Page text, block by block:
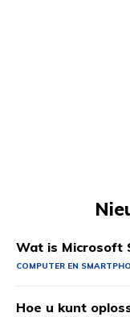
Wat is Microsoft
COMPUTER EN
Hoe u kunt